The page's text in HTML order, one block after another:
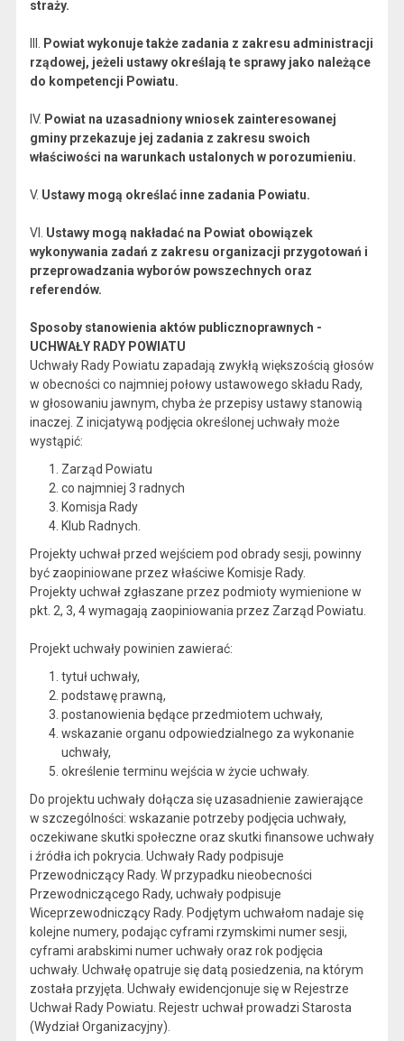
straży.
Powiat wykonuje także zadania z zakresu administracji
rządowej, jeżeli ustawy określają te sprawy jako należące
do kompetencji Powiatu.
IV. Powiat na uzasadniony wniosek zainteresowanej
gminy przekazuje jej zadania z zakresu swoich
właściwości na warunkach ustalonych w porozumieniu.
V. Ustawy mogą określać inne zadania Powiatu.
VI. Ustawy mogą nakładać na Powiat obowiązek
wykonywania zadań z zakresu organizacji przygotowań i
przeprowadzania wyborów powszechnych oraz
referendów.
Sposoby stanowienia aktów publicznoprawnych -
UCHWAŁY RADY POWIATU
Uchwały Rady Powiatu zapadają zwykłą większością głosów
w obecności co najmniej połowy ustawowego składu Rady,
w głosowaniu jawnym, chyba że przepisy ustawy stanowią
inaczej. Z inicjatywą podjęcia określonej uchwały może
wystąpić:
Zarząd Powiatu
co najmniej 3 radnych
Komisja Rady
Klub Radnych.
Projekty uchwał przed wejściem pod obrady sesji, powinny
być zaopiniowane przez właściwe Komisje Rady.
Projekty uchwał zgłaszane przez podmioty wymienione w
pkt. 2, 3, 4 wymagają zaopiniowania przez Zarząd Powiatu.
Projekt uchwały powinien zawierać:
tytuł uchwały,
podstawę prawną,
postanowienia będące przedmiotem uchwały,
wskazanie organu odpowiedzialnego za wykonanie
uchwały,
określenie terminu wejścia w życie uchwały.
Do projektu uchwały dołącza się uzasadnienie zawierające
w szczególności: wskazanie potrzeby podjęcia uchwały,
oczekiwane skutki społeczne oraz skutki finansowe uchwały
i źródła ich pokrycia. Uchwały Rady podpisuje
Przewodniczący Rady. W przypadku nieobecności
Przewodniczącego Rady, uchwały podpisuje
Wiceprzewodniczący Rady. Podjętym uchwałom nadaje się
kolejne numery, podając cyframi rzymskimi numer sesji,
cyframi arabskimi numer uchwały oraz rok podjęcia
uchwały. Uchwałę opatruje się datą posiedzenia, na którym
została przyjęta. Uchwały ewidencjonuje się w Rejestrze
Uchwał Rady Powiatu. Rejestr uchwał prowadzi Starosta
(Wydział Organizacyjny).